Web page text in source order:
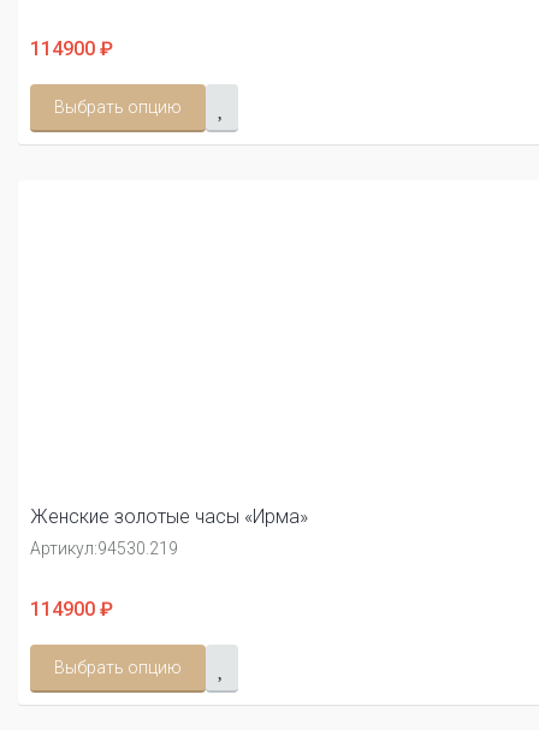
114900 ₽
Выбрать опцию
Женские золотые часы «Ирма»
Артикул:94530.219
114900 ₽
Выбрать опцию